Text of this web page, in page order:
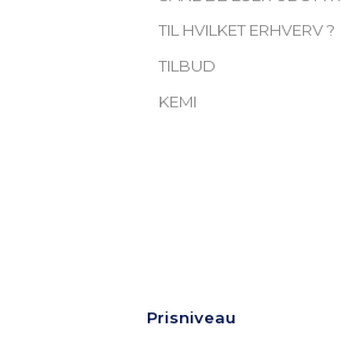
TIL HVILKET ERHVERV ?
TILBUD
KEMI
Prisniveau